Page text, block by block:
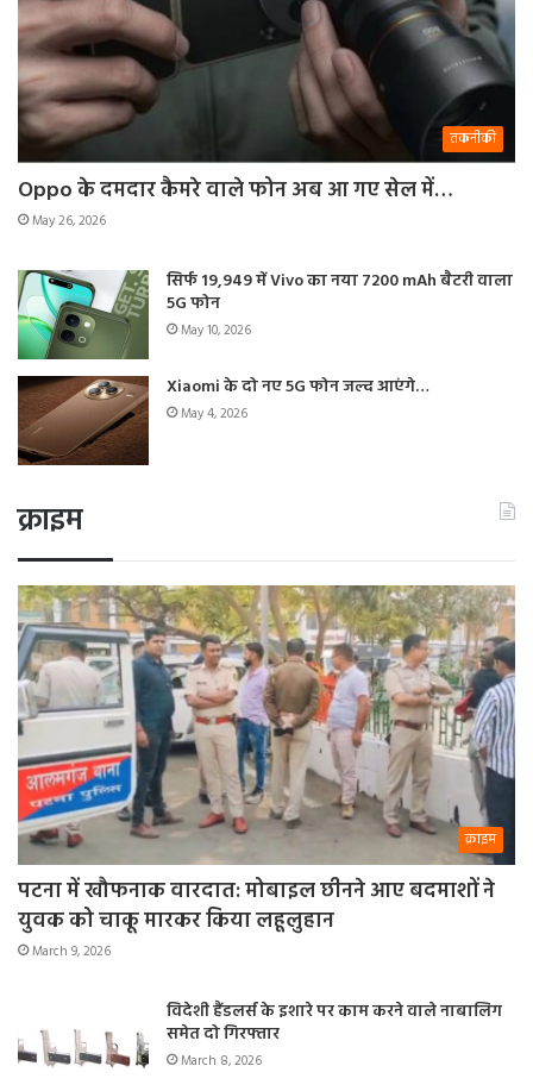
तकनीकी
Oppo के दमदार कैमरे वाले फोन अब आ गए सेल में…
May 26, 2026
सिर्फ 19,949 में Vivo का नया 7200 mAh बैटरी वाला
5G फोन
May 10, 2026
Xiaomi के दो नए 5G फोन जल्द आएंगे…
May 4, 2026
क्राइम
क्राइम
पटना में खौफनाक वारदात: मोबाइल छीनने आए बदमाशों ने
युवक को चाकू मारकर किया लहूलुहान
March 9, 2026
विदेशी हैंडलर्स के इशारे पर काम करने वाले नाबालिग
समेत दो गिरफ्तार
March 8, 2026